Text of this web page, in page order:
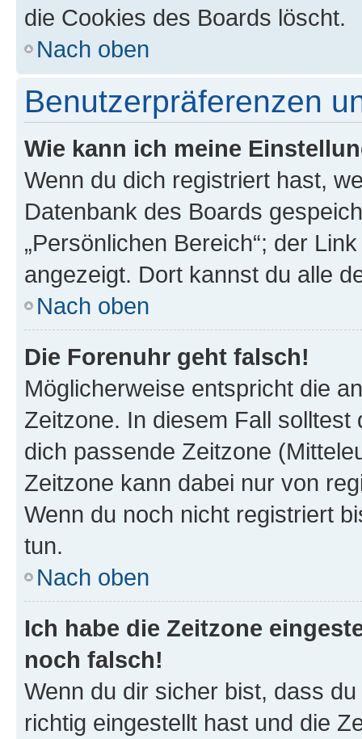
die Cookies des Boards löscht.
Nach oben
Benutzerpräferenzen
Wie kann ich meine
Wenn du dich registriert hast,
Datenbank des Boards
„Persönlichen Bereich“; der
angezeigt. Dort kannst du alle
Nach oben
Die Forenuhr geht falsch!
Möglicherweise entspricht die
Zeitzone. In diesem Fall solltest
dich passende Zeitzone
Zeitzone kann dabei nur von
Wenn du noch nicht registriert
tun.
Nach oben
Ich habe die Zeitzone
noch falsch!
Wenn du dir sicher bist, dass
richtig eingestellt hast und die